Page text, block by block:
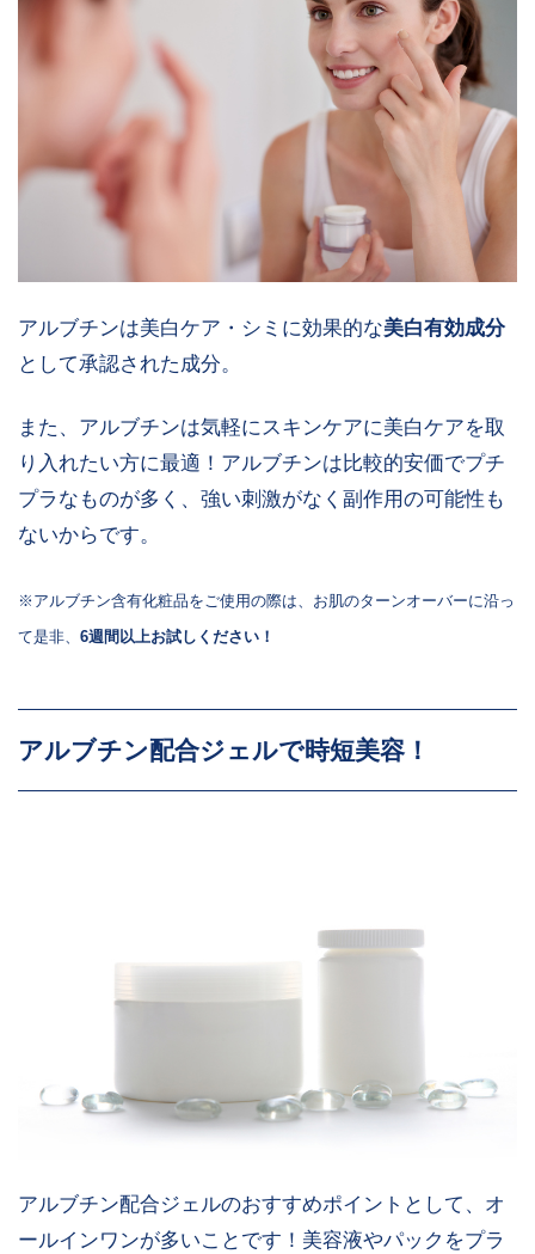
アルブチンは美白ケア・シミに効果的な美白有効成分
として承認された成分。
また、アルブチンは気軽にスキンケアに美白ケアを取
り入れたい方に最適！アルブチンは比較的安価でプチ
プラなものが多く、強い刺激がなく副作用の可能性も
ないからです。
※アルブチン含有化粧品をご使用の際は、お肌のターンオーバーに沿っ
て是非、6週間以上お試しください！
アルブチン配合ジェルで時短美容！
アルブチン配合ジェルのおすすめポイントとして、オ
ールインワンが多いことです！美容液やパックをプラ